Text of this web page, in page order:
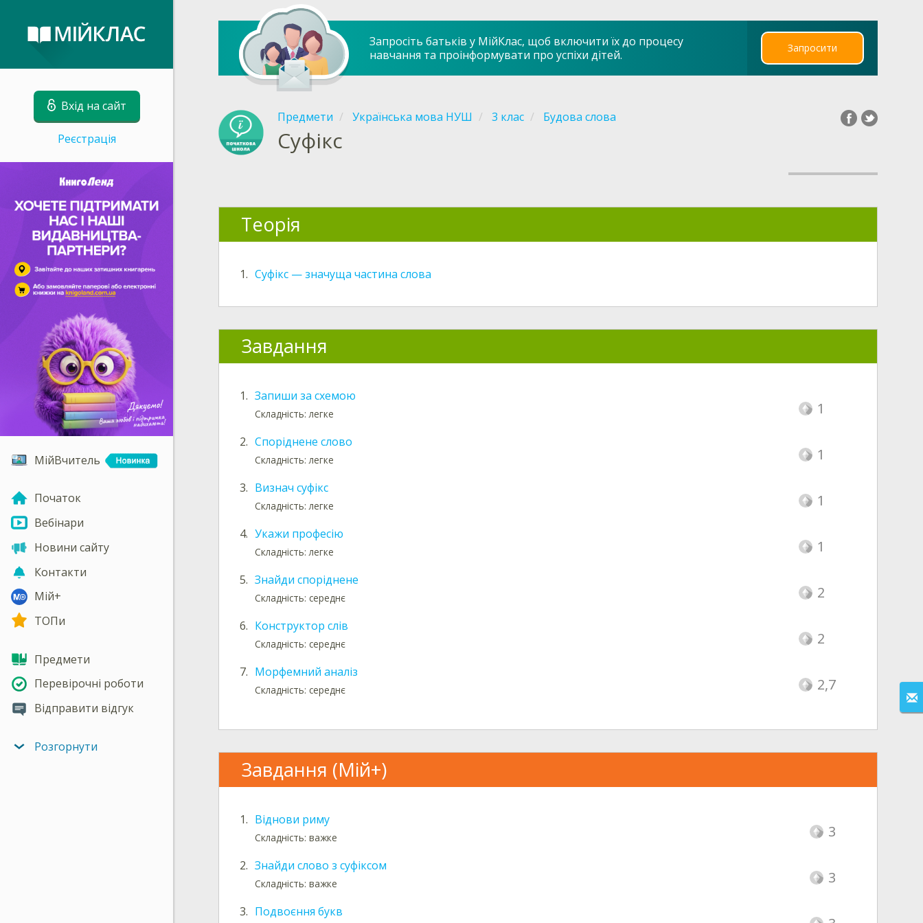
Вхід на сайт
Реєстрація
МійВчитель
Початок
Вебінари
Новини сайту
Контакти
Мій+
ТОПи
Предмети
Перевірочні роботи
Відправити відгук
Розгорнути
Запросіть батьків у МійКлас, щоб включити їх до процесу
навчання та проінформувати про успіхи дітей.
Запросити
Предмети Українська мова НУШ 3 клас Будова слова
Суфікс
Теорія
1. Суфікс — значуща частина слова
Завдання
1. Запиши за схемою
Складність: легке 1
2. Споріднене слово
Складність: легке 1
3. Визнач суфікс
Складність: легке 1
4. Укажи професію
Складність: легке 1
5. Знайди споріднене
Складність: середнє 2
6. Конструктор слів
Складність: середнє 2
7. Морфемний аналіз
Складність: середнє 2,7
Завдання (Мій+)
1. Віднови риму
Складність: важке 3
2. Знайди слово з суфіксом
Складність: важке 3
3. Подвоєння букв